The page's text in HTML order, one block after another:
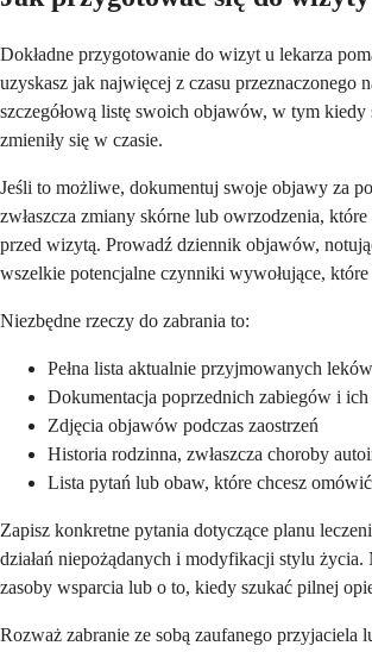
Dokładne przygotowanie do wizyt u lekarza
uzyskasz jak najwięcej z czasu przeznaczonego
szczegółową listę swoich objawów, w tym kiedy
zmieniły się w czasie.
Jeśli to możliwe, dokumentuj swoje objawy za
zwłaszcza zmiany skórne lub owrzodzenia,
przed wizytą. Prowadź dziennik objawów,
wszelkie potencjalne czynniki wywołujące, które
Niezbędne rzeczy do zabrania to:
Pełna lista aktualnie przyjmowanych
Dokumentacja poprzednich zabiegów i ich
Zdjęcia objawów podczas zaostrzeń
Historia rodzinna, zwłaszcza choroby
Lista pytań lub obaw, które chcesz omówić
Zapisz konkretne pytania dotyczące planu
działań niepożądanych i modyfikacji stylu życia.
zasoby wsparcia lub o to, kiedy szukać pilnej
Rozważ zabranie ze sobą zaufanego przyjaciela